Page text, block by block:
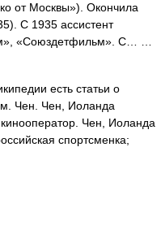
от Москвы»). Окончила
С 1935 ассистент
«Союздетфильм». С… …
есть статьи о
Чен. Чен, Иоланда
Чен, Иоланда
спортсменка;